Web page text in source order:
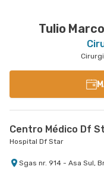
Tulio
Centro Médico Df
Hospital Df Star
Sgas nr. 914 - Asa Sul,